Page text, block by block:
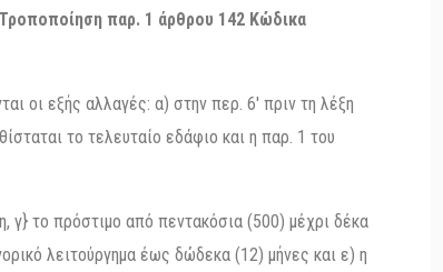
παρ. 1 άρθρου 142 Κώδικα
οι εξής αλλαγές: α) στην περ. 6′ πριν τη λέξη
το τελευταίο εδάφιο και η παρ. 1 του
γ} το πρόστιμο από πεντακόσια (500) μέχρι δέκα
λειτούργημα έως δώδεκα (12) μήνες και ε) η